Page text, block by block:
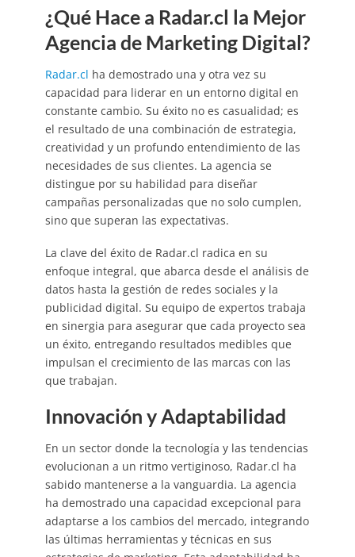
¿Qué Hace a Radar.cl la Mejor
Agencia de Marketing Digital?
Radar.cl ha demostrado una y otra vez su
capacidad para liderar en un entorno digital en
constante cambio. Su éxito no es casualidad; es
el resultado de una combinación de estrategia,
creatividad y un profundo entendimiento de las
necesidades de sus clientes. La agencia se
distingue por su habilidad para diseñar
campañas personalizadas que no solo cumplen,
sino que superan las expectativas.
La clave del éxito de Radar.cl radica en su
enfoque integral, que abarca desde el análisis de
datos hasta la gestión de redes sociales y la
publicidad digital. Su equipo de expertos trabaja
en sinergia para asegurar que cada proyecto sea
un éxito, entregando resultados medibles que
impulsan el crecimiento de las marcas con las
que trabajan.
Innovación y Adaptabilidad
En un sector donde la tecnología y las tendencias
evolucionan a un ritmo vertiginoso, Radar.cl ha
sabido mantenerse a la vanguardia. La agencia
ha demostrado una capacidad excepcional para
adaptarse a los cambios del mercado, integrando
las últimas herramientas y técnicas en sus